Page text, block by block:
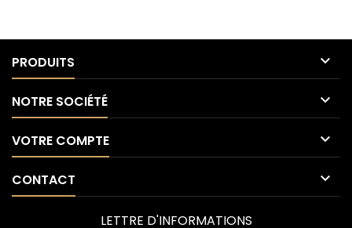
PRODUITS 
NOTRE SOCIÉTÉ 
VOTRE COMPTE 
CONTACT 
LETTRE D'INFORMATIONS